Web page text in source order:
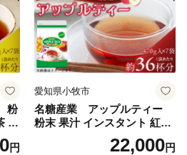
粉
ビ
ッ
円
愛知県小牧市
名糖産業 アップルティー
粉末 果汁 インスタント 紅茶
ティー ビタミンC 袋 ロング
セラー 粉末飲料 粉末茶 簡単
22,000円